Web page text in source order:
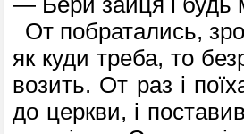
От побратались,
як куди треба, то
возить. От раз і
до церкви, і